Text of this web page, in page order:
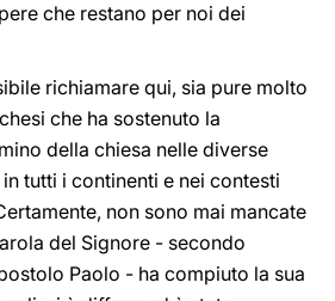
che restano per noi dei
richiamare qui, sia pure molto
che ha sostenuto la
della chiesa nelle diverse
tutti i continenti e nei contesti
non sono mai mancate
del Signore - secondo
Paolo - ha compiuto la sua